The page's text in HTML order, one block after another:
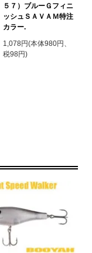
５７）ブルーＧフィニ
ッシュＳＡＶＡＭ特注
カラー.
1,078円(本体980円、
税98円)